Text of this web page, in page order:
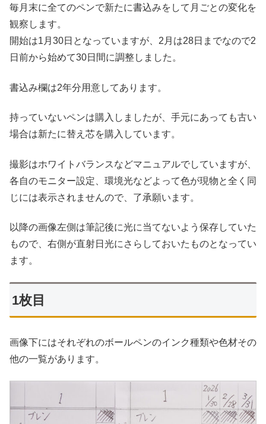
毎月末に全てのペンで新たに書込みをして月ごとの変化を
観察します。
開始は1月30日となっていますが、2月は28日までなので2
日前から始めて30日間に調整しました。
書込み欄は2年分用意してあります。
持っていないペンは購入しましたが、手元にあっても古い
場合は新たに替え芯を購入しています。
撮影はホワイトバランスなどマニュアルでしていますが、
各自のモニター設定、環境光などよって色が現物と全く同
じには表示されませんので、了承願います。
以降の画像左側は筆記後に光に当てないよう保存していた
もので、右側が直射日光にさらしておいたものとなってい
ます。
1枚目
画像下にはそれぞれのボールペンのインク種類や色材その
他の一覧があります。